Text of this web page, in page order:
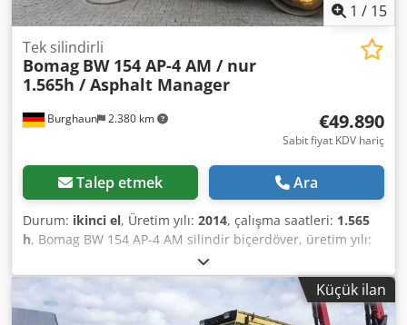
1 / 15
Burghaun 2.380 km
Tek silindirli
Bomag BW 154 AP-4 AM / nur
1.565h / Asphalt Manager
€49.890
Sabit fiyat KDV hariç
Talep etmek Ara
Durum: ikinci el, Üretim yılı: 2014, çalışma saatleri: 1.565
h, Bomag BW 154 AP-4 AM silindir biçerdöver, üretim yılı:
2014, çalışma saati: sadece 1.565 saat, motor: Kubota [55,4
kW/75 PS], Asfalt Yönetici 2, Bomag serpme aparatı, sağ
tarafta asfalt kesici, ağırlık: 7.300 kg, pürüzsüz yüzeyli
tambur, iyi durumda, hemen kullanıma hazır. İsteğiniz
Küçük ilan